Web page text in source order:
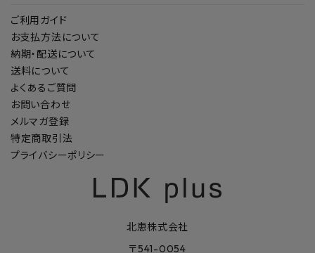
ご利用ガイド
お支払方法について
納期・配送について
送料について
よくあるご質問
お問い合わせ
メルマガ登録
特定商取引法
プライバシーポリシー
北恵株式会社
〒541-0054